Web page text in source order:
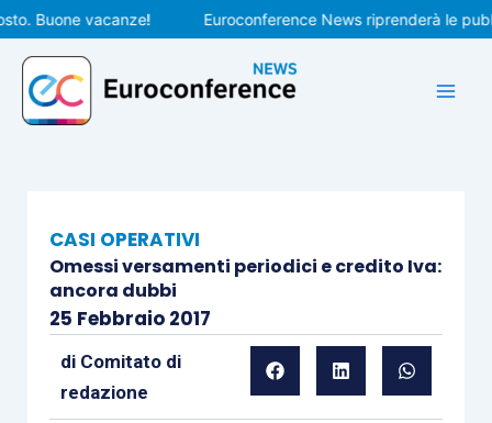
Vai
al
contenuto
vacanze! Euroconference News riprenderà le
CASI OPERATIVI
Omessi versamenti periodici e credito Iva:
ancora dubbi
25 Febbraio 2017
di Comitato di
redazione